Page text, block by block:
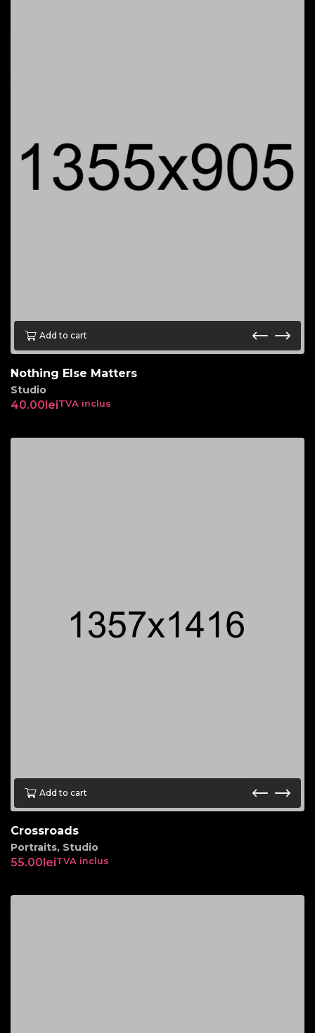
Add to cart
Nothing Else Matters
Studio
40.00leiTVA inclus
Add to cart
Crossroads
Portraits, Studio
55.00 leiTVA inclus